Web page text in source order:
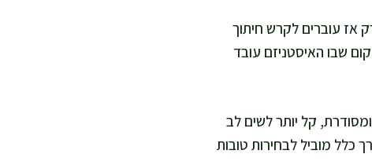
אז עוברים לקרש חיתוך
שבו האיסטניזם עובד
קל יותר לשים לב
מוביל לבחירות טובות